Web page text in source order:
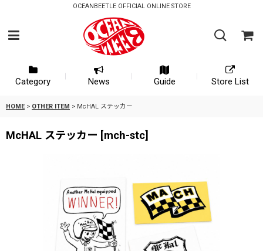
OCEANBEETLE OFFICIAL ONLINE STORE
Category News Guide Store List
HOME > OTHER ITEM > McHAL ステッカー
McHAL ステッカー [mch-stc]